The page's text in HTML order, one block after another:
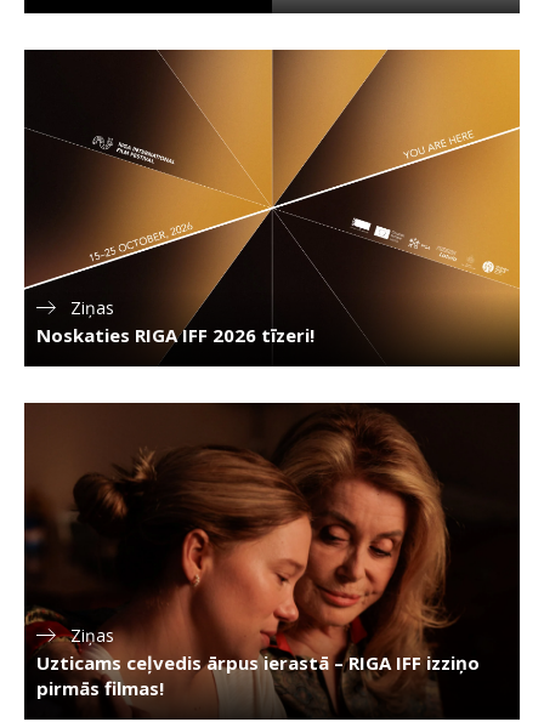
Ziņas
Noskaties RIGA IFF 2026 tīzeri!
Ziņas
Uzticams ceļvedis ārpus ierastā – RIGA IFF izziņo
pirmās filmas!